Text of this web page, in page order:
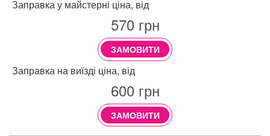
Заправка у майстерні ціна, від
570грн
ЗАМОВИТИ
Заправка на виїзді ціна, від
600грн
ЗАМОВИТИ